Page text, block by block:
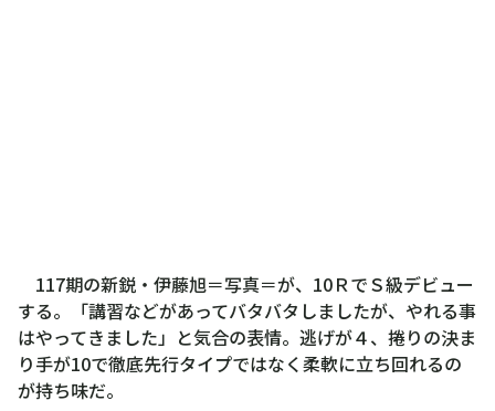
117期の新鋭・伊藤旭＝写真＝が、10ＲでＳ級デビュー
する。「講習などがあってバタバタしましたが、やれる事
はやってきました」と気合の表情。逃げが４、捲りの決ま
り手が10で徹底先行タイプではなく柔軟に立ち回れるの
が持ち味だ。